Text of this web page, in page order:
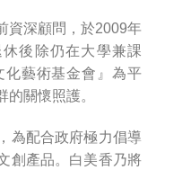
資深顧問，於2009年
後除仍在大學兼課
藝術基金會』為平
關懷照護。
為配合政府極力倡導
創產品。白美香乃將